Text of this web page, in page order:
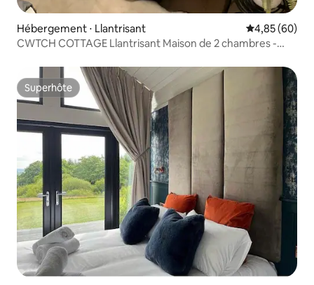
Hébergement ⋅ Llantrisant Évaluation
4,85 (60)
CWTCH COTTAGE Llantrisant Maison de 2 chambres -
Superhôte
Superhôte